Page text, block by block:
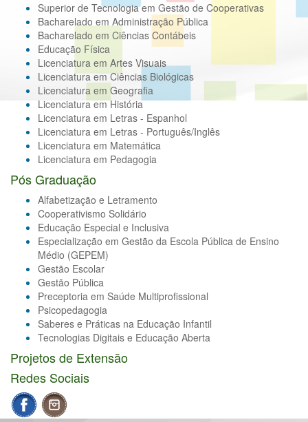
Superior de Tecnologia em Gestão de Cooperativas
Bacharelado em Administração Pública
Bacharelado em Ciências Contábeis
Educação Física
Licenciatura em Artes Visuais
Licenciatura em Ciências Biológicas
Licenciatura em Geografia
Licenciatura em História
Licenciatura em Letras - Espanhol
Licenciatura em Letras - Português/Inglês
Licenciatura em Matemática
Licenciatura em Pedagogia
Pós Graduação
Alfabetização e Letramento
Cooperativismo Solidário
Educação Especial e Inclusiva
Especialização em Gestão da Escola Pública de Ensino
Médio (GEPEM)
Gestão Escolar
Gestão Pública
Preceptoria em Saúde Multiprofissional
Psicopedagogia
Saberes e Práticas na Educação Infantil
Tecnologias Digitais e Educação Aberta
Projetos de Extensão
Redes Sociais